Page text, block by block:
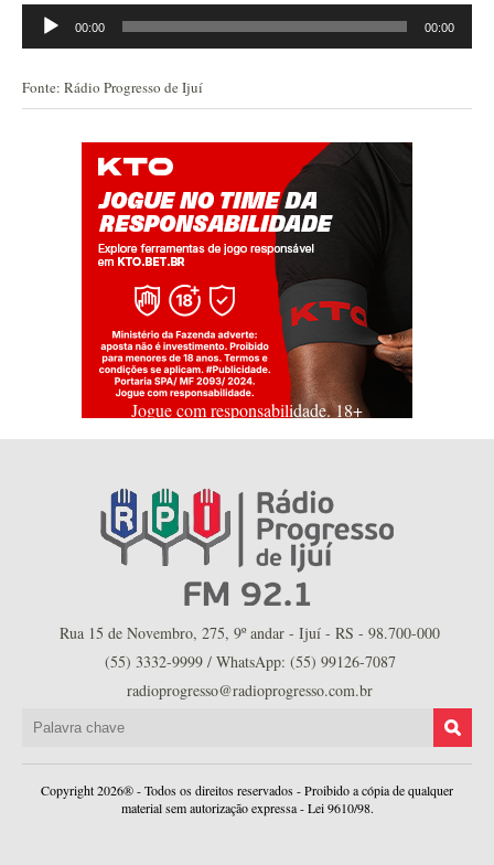
Tocador
áudio
00:00 00:00
Fonte: Rádio Progresso de Ijuí
Jogue com responsabilidade. 18+
Rua 15 de Novembro, 275, 9º andar - Ijuí - RS - 98.700-000
(55) 3332-9999 / WhatsApp: (55) 99126-7087
radioprogresso@radioprogresso.com.br
Copyright 2026® - Todos os direitos reservados - Proibido a cópia de qualquer
material sem autorização expressa - Lei 9610/98.